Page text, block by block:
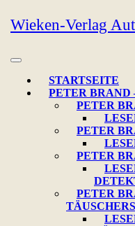
Skip
to
Wieken-Verlag
Open
STARTSEITE
PETER BRAND
PETER
PETER
PETER
PETER